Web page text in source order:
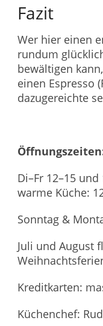
Fazit
Wer hier einen
rundum
bewältigen
einen Espresso
dazugereichte
Di–Fr 12–15 und
warme Küche:
Sonntag &
Juli und August
Kreditkarten:
Küchenchef: